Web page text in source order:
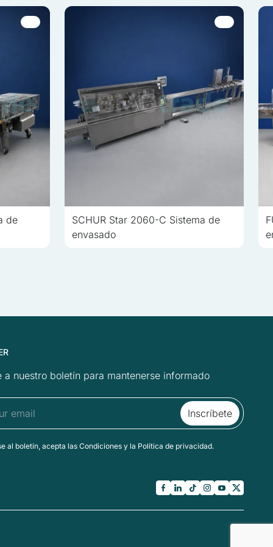
de
SCHUR Star 2060-C Sistema de
envasado
a nuestro boletín para mantenerse informado
al boletín, acepta las Condiciones y la Política de privacidad.
de cookies
Aceptar todo